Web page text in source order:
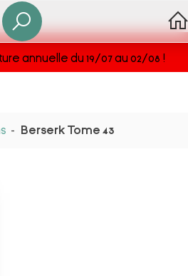
annuelle du 19/07 au 02/08 !
- Berserk Tome 43